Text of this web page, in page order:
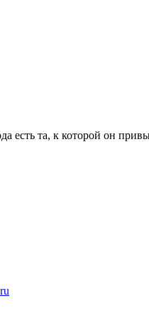
есть та, к которой он